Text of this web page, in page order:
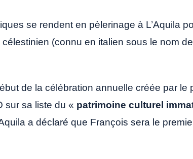
se rendent en pèlerinage à L’Aquila
(connu en italien sous le nom de
de la célébration annuelle créée par le
sur sa liste du « patrimoine culturel
a déclaré que François sera le